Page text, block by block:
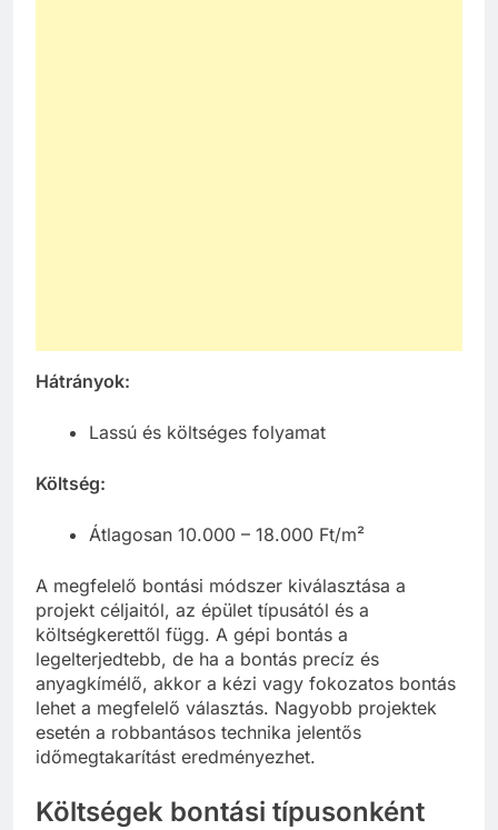
Hátrányok:
Lassú és költséges folyamat
Költség:
Átlagosan 10.000 – 18.000 Ft/m²
A megfelelő bontási módszer kiválasztása a
projekt céljaitól, az épület típusától és a
költségkerettől függ. A gépi bontás a
legelterjedtebb, de ha a bontás precíz és
anyagkímélő, akkor a kézi vagy fokozatos bontás
lehet a megfelelő választás. Nagyobb projektek
esetén a robbantásos technika jelentős
időmegtakarítást eredményezhet.
Költségek bontási típusonként